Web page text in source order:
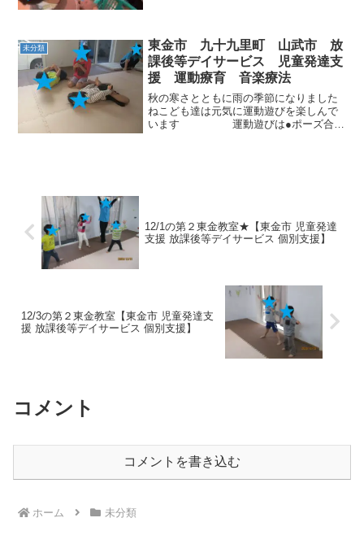
未分類
東金市 九十九里町 山武市 放
課後等デイサービス 児童発達支
援 運動療育 音楽療法
秋の寒さとともに雨の季節になりました
ねこども達は元気に運動遊びを楽しんで
います 運動遊びは●ポーズ合わ
12/1の第２東金教室★【東金市 児童発達
支援 放課後等デイサービス 個別支援】
12/3の第２東金教室【東金市 児童発達支
援 放課後等デイサービス 個別支援】
コメント
コメントを書き込む
ホーム 未分類